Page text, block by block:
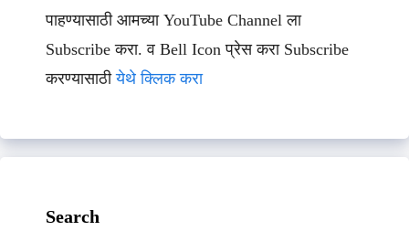
पाहण्यासाठी आमच्या YouTube Channel ला
Subscribe करा. व Bell Icon प्रेस करा Subscribe
करण्यासाठीयेथे क्लिक करा
Search